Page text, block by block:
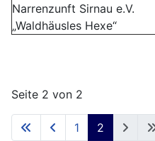
Narrenzunft Sirnau e.V.
„Waldhäusles Hexe“
Seite 2 von 2
1 2